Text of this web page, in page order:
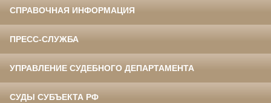
СПРАВОЧНАЯ ИНФОРМАЦИЯ
ПРЕСС-СЛУЖБА
УПРАВЛЕНИЕ СУДЕБНОГО ДЕПАРТАМЕНТА
СУДЫ СУБЪЕКТА РФ